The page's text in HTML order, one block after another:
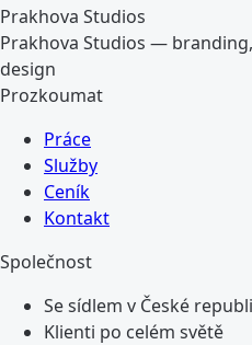
Prakhova Studios
Prakhova Studios —
design
Prozkoumat
Práce
Služby
Ceník
Kontakt
Společnost
Se sídlem v České
Klienti po celém světě